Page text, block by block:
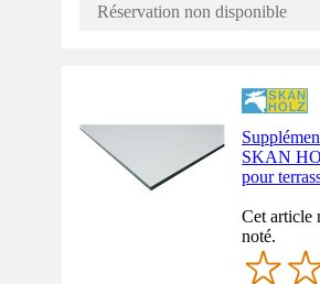
Réservation non disponible
SKAN
pour
Cet article
noté.